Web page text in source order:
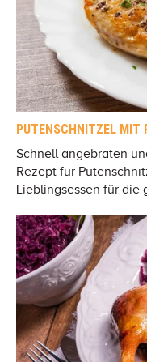
PUTENSCHNITZEL MIT
Schnell angebraten
Rezept für
Lieblingsessen für die